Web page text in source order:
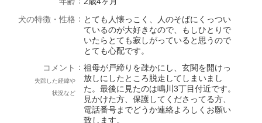
犬の特徴・性格 ： とても人懐っこく、人のそばにくっつい
ているのが大好きなので、もしひとりで
いたらとても寂しがっていると思うので
とても心配です。
コメント
失踪した経緯や
状況など
：祖母が戸締りを疎かにし、玄関を開けっ
放しにしたところ脱走してしまいまし
た。最後に見たのは鳴川3丁目付近です。
見かけた方、保護してくださってる方、
電話番号までどうか連絡よろしくお願い
致します。